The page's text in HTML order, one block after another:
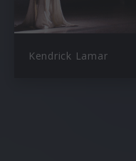
Kendrick Lamar